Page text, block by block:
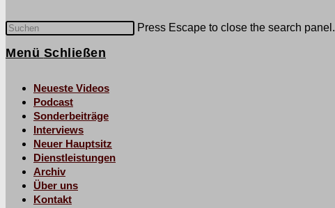
Press Escape to close the search panel.
Menü Schließen
Neueste Videos
Podcast
Sonderbeiträge
Interviews
Neuer Hauptsitz
Dienstleistungen
Archiv
Über uns
Kontakt